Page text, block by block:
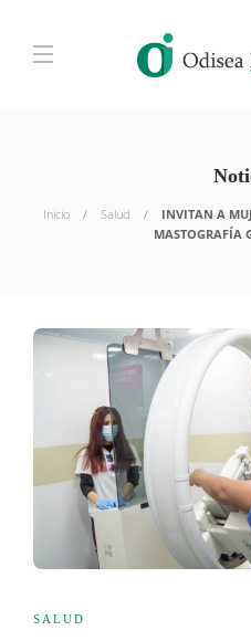
Inicio Salud
INVITAN A
MASTOGRAFÍA
SALUD